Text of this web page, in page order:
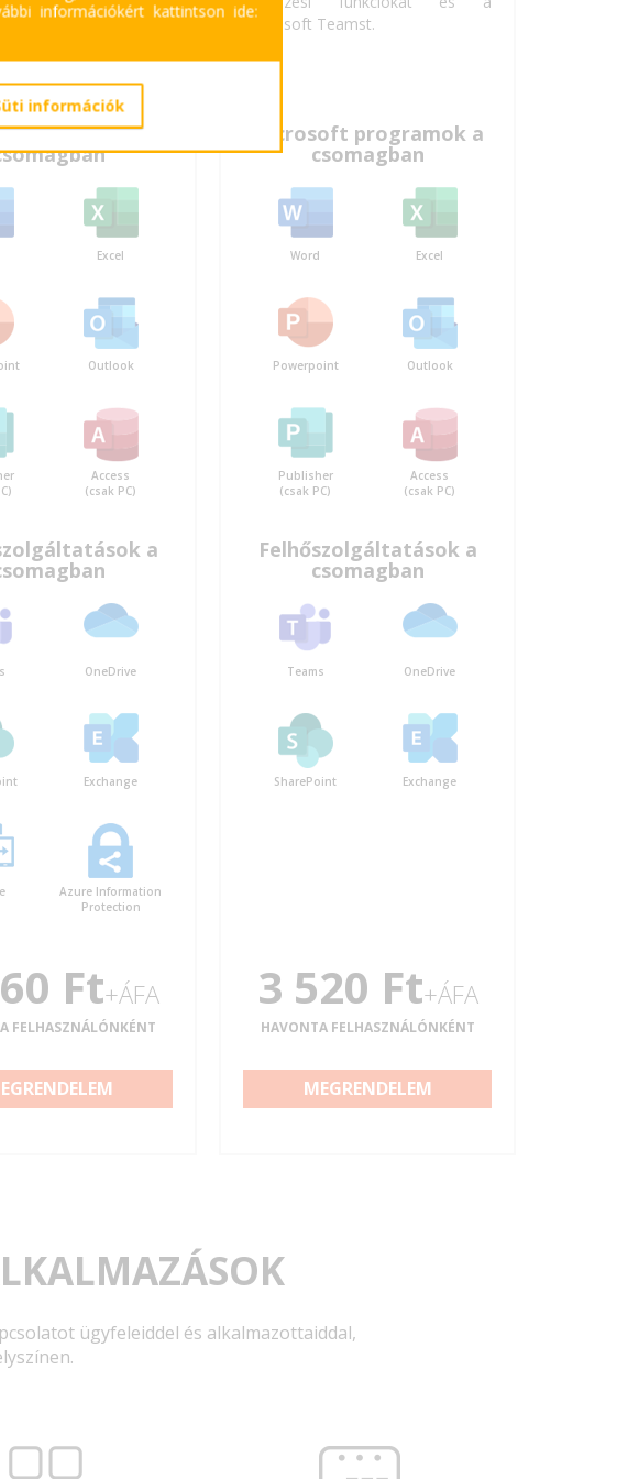
és eszközkezeléssel
programok a
Excel
Outlook
Access
(csak PC)
a
OneDrive
Exchange
Azure Information
Protection
Ft+ÁFA
FELHASZNÁLÓNKÉNT
Microsoft Teamst.
Microsoft programok a
csomagban
Word Excel
Powerpoint Outlook
Publisher
(csak PC)
Access
(csak PC)
Felhőszolgáltatások a
csomagban
Teams OneDrive
SharePoint Exchange
3 520 Ft+ÁFA
HAVONTA FELHASZNÁLÓNKÉNT
MEGRENDELEM
ügyfeleiddel és alkalmazottaiddal,
információkért kattintson ide:
információk